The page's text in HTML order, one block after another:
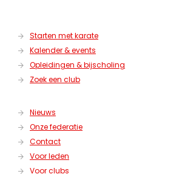
Starten met karate
Kalender & events
Opleidingen & bijscholing
Zoek een club
Nieuws
Onze federatie
Contact
Voor leden
Voor clubs